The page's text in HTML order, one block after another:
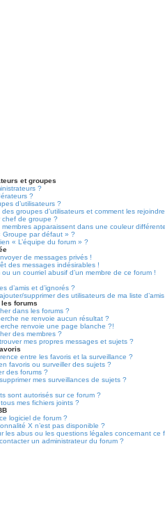
et groupes
?
?
d’utilisateurs ?
groupes d’utilisateurs et comment les
chef de groupe ?
apparaissent dans une couleur
Groupe par défaut » ?
« L’équipe du forum » ?
de messages privés !
des messages indésirables !
ou un courriel abusif d’un membre de ce forum !
d’amis et d’ignorés ?
supprimer des utilisateurs de ma liste
forums
dans les forums ?
ne renvoie aucun résultat ?
renvoie une page blanche ?!
des membres ?
mes propres messages et sujets ?
entre les favoris et la surveillance ?
favoris ou surveiller des sujets ?
des forums ?
mes surveillances de sujets ?
sont autorisés sur ce forum ?
mes fichiers joints ?
logiciel de forum ?
X n’est pas disponible ?
les abus ou les questions légales concernant ce
un administrateur du forum ?